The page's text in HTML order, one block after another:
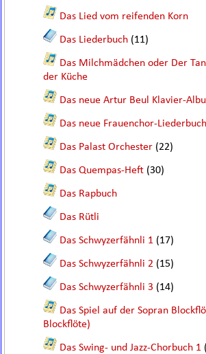
Das Lied vom reifenden Korn
Das Liederbuch (11)
Das Milchmädchen oder Der
der Küche
Das neue Artur Beul Klavier-
Das neue Frauenchor-Liederbuch
Das Palast Orchester (22)
Das Quempas-Heft (30)
Das Rapbuch
Das Rütli
Das Schwyzerfähnli 1 (17)
Das Schwyzerfähnli 2 (15)
Das Schwyzerfähnli 3 (14)
Das Spiel auf der Sopran
Blockflöte)
Das Swing- und Jazz-Chorbuch 1